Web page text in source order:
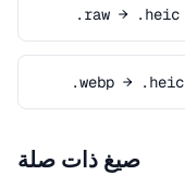
.raw → .heic
.webp → .heic
صيغ ذات صلة